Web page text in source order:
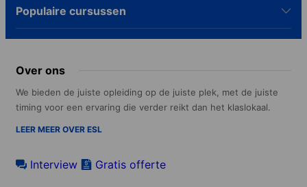
Populaire cursussen
Over ons
We bieden de juiste opleiding op de juiste plek, met de juiste
timing voor een ervaring die verder reikt dan het klaslokaal.
LEER MEER OVER ESL
Interview Gratis offerte